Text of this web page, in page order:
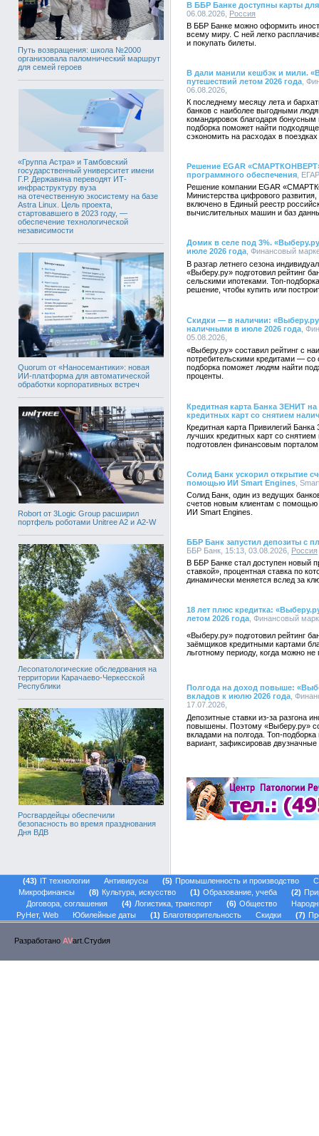
Путь возвращения: школа №2000
организовала паломнический маршрут
для семей героев
«Группа Астра» и Тамбовский
государственный университет имени
Г.Р. Державина переводят ИТ-
инфраструктуру вуза
на отечественную экосистему на базе
Astra Linux. Цель проекта,
стартовавшего в 2023 году, —
обеспечение технологической
независимости
Quorum от «Наносемантики»: новая
ИИ-платформа для автоматической
обработки корпоративных встреч
Robort от 3Logic Group расширил
портфель роботами Unitree A2 и A2-W
Лесопатологические обследования на
территории Карачаево-Черкесской
Республики
Росгвардейцы обеспечили
безопасность во время празднования
Дня ВДВ
В ББР Банке доступны карты
06.08.2026, Россия
В ББР Банке можно оформить
всему миру. С ней легко
и покупать билеты.
В дали манили кешбэк и мили.
путешествий летом 2026 года ,
06.08.2026,
К последнему месяцу лета и
банков с наиболее выгодными
командировок благодаря
подборка поможет найти
сэкономить на расходах в
Решение EGAR
программного обеспечения ,
Решение компании EGAR
Министерства цифрового
включено в Единый реестр
вычислительных машин и баз
Домик в селе под 3%.
июле 2026 года , Финансовый
В разгар летнего сезона
«Выберу.ру» подготовил рейтинг
сельскими ипотеками. Топ-
решение, чтобы купить или
Скидки — в наличии:
наличными в июле 2026 года ,
05.08.2026,
«Выберу.ру» составил рейтинг с
потребительскими кредитами — со
подборка поможет людям найти
проценты.
Кредитная карта Банка ЗЕНИТ
кредитных карт со снятием
Кредитная карта Привилегий
лучших кредитных карт со
подготовлен финансовым
Солид Банк ускорил открытие
помощью ИИ Smart Engines ,
Солид Банк, один из ведущих
счетов новым клиентам с помощью
ИИ Smart Engines.
ББР Банк запустил депозиты с
ББР Банк, 15:13, 03.08.2026, Россия
В ББР Банке стал доступен новый
ставкой», процентная ставка по
динамически меняется вслед за
18 лет плюс кредитка:
летом 2026 года , Финансовый
«Выберу.ру» подготовил рейтинг
заёмщиков кредитными картами
льготному периоду, когда можно не
Полгода на доход повыше:
вкладов к июлю 2026 года ,
17.07.2026,
Депозитные ставки из-за разгона
повышены. Поэтому «Выберу.ру»
вкладами на полгода. Топ-
вариант, зафиксировав
43 IT технологии Антивирусы 5 Промышленность и производство
Микрофинансы
8 Культура, искусство 1 Образование, учеба 2
Договора, соглашения
4 Логистика, транспорт 6 Общество
РуНет, Web
Юбилейные даты 1 Благотворительность Скидки 7
Разработано AVart.Стуdия